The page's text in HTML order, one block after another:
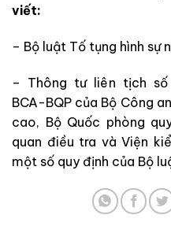
viết:
– Bộ luật Tố tụng hình sự
– Thông tư liên tịch số
BCA-BQP của Bộ Công
cao, Bộ Quốc phòng
quan điều tra và Viện
một số quy định của Bộ